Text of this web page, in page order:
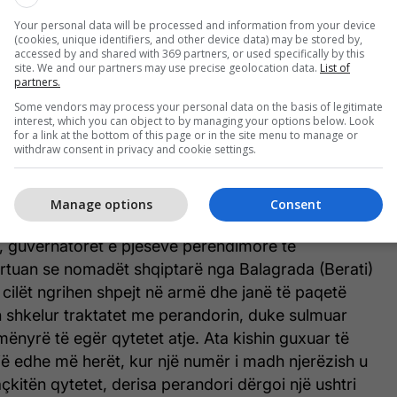
e Thesalisë u paraqitën para tij, të cilët, sipas
quhen malakasianë, bujanë dhe mesaritë dhe
në 12 mijë. Ata i bënë homazh perandorit dhe
pasi kishin frikë se do të shfaroseshin nga
e dimrit, duke qenë se jetonin jo në qytete, por
të paarritshme. Meqenëse duhet t’i braktisin
për shkak të të ftohtit dhe borës, e cila bie
në këto zona, ata besonin se do të binin
guvernatorët e pjesëve perëndimore të
se nomadët shqiptarë nga Balagrada (Berati)
ngrihen shpejt në armë dhe janë të paqetë
shkelur traktatet me perandorin, duke sulmuar
të egër qytetet atje. Ata kishin guxuar të
edhe më herët, kur një numër i madh njerëzish u
qytetet, derisa perandori dërgoi një ushtri
Your personal data will be processed and information from your device
(cookies, unique identifiers, and other device data) may be stored by,
accessed by and shared with 369 partners, or used specifically by this
site. We and our partners may use precise geolocation data. List of
partners.
Some vendors may process your personal data on the basis of legitimate
interest, which you can object to by managing your options below. Look
for a link at the bottom of this page or in the site menu to manage or
withdraw consent in privacy and cookie settings.
Consent
Manage options